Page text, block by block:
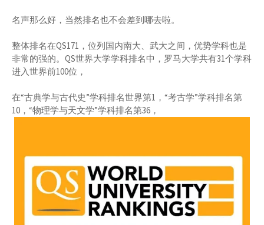
名声那么好，当然排名也不会差到哪去啦。
整体排名在QS171，位列国内南大、武大之间，优势学科也是
非常的强的。QS世界大学学科排名中，罗马大学共有31个学科
进入世界前100位，
在“古典学与古代史”学科排名世界第1，“考古学”学科排名第
10，“物理学与天文学”学科排名第36，